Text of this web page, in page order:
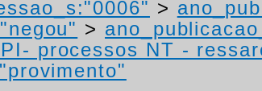
>
>
processos NT -